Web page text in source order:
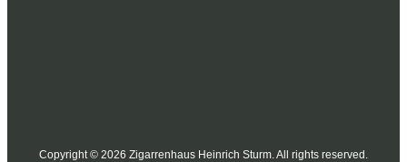
Copyright © 2026 Zigarrenhaus Heinrich Sturm. All rights reserved.